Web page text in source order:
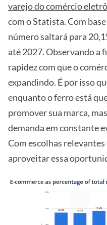
varejo do comércio
com o Statista. Com
número saltará para
até 2027. Observando a
rapidez com que o
expandindo. É por isso
enquanto o ferro está
promover sua marca,
demanda em constante
Com escolhas
aproveitar essa